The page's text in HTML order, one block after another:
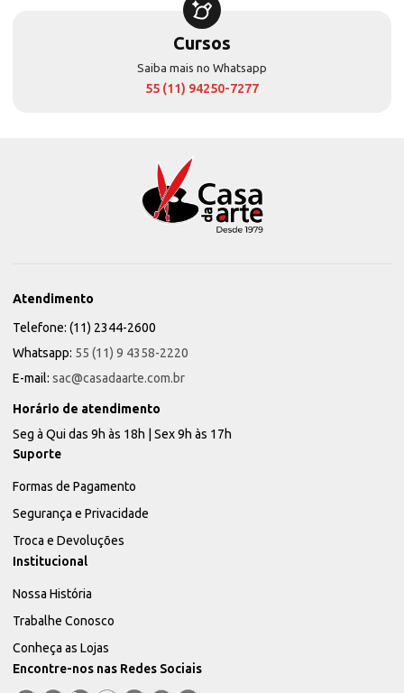
Cursos
Saiba mais no Whatsapp
55 (11) 94250-7277
Atendimento
Telefone: (11) 2344-2600
Whatsapp: 55 (11) 9 4358-2220
E-mail: sac@casadaarte.com.br
Horário de atendimento
Seg à Qui das 9h às 18h | Sex 9h às 17h
Suporte
Formas de Pagamento
Segurança e Privacidade
Troca e Devoluções
Institucional
Nossa História
Trabalhe Conosco
Conheça as Lojas
Encontre-nos nas Redes Sociais